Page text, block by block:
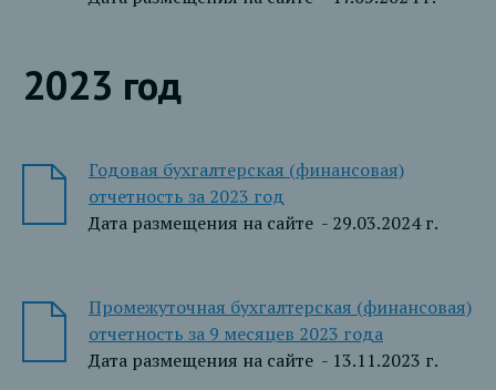
2023 год
Годовая бухгалтерская (финансовая)
отчетность за 2023 год
Дата размещения на сайте - 29.03.2024 г.
Промежуточная бухгалтерская (финансовая)
отчетность за 9 месяцев 2023 года
Дата размещения на сайте - 13.11.2023 г.